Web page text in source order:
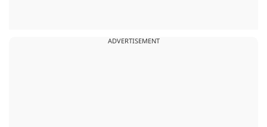
ADVERTISEMENT